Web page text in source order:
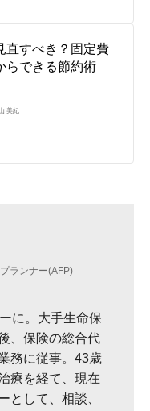
直すべき？固定費
らできる節約術
美紀
ランナー(AFP)
に。大手生命保
、保険の総合代
務に従事。43歳
療を経て、現在
として、相談、